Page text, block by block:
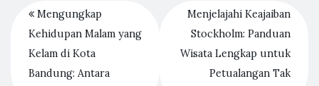
Mengungkap
Kehidupan Malam yang
Kelam di Kota
Bandung: Antara
Menjelajahi Keajaiban
Stockholm: Panduan
Wisata Lengkap untuk
Petualangan Tak